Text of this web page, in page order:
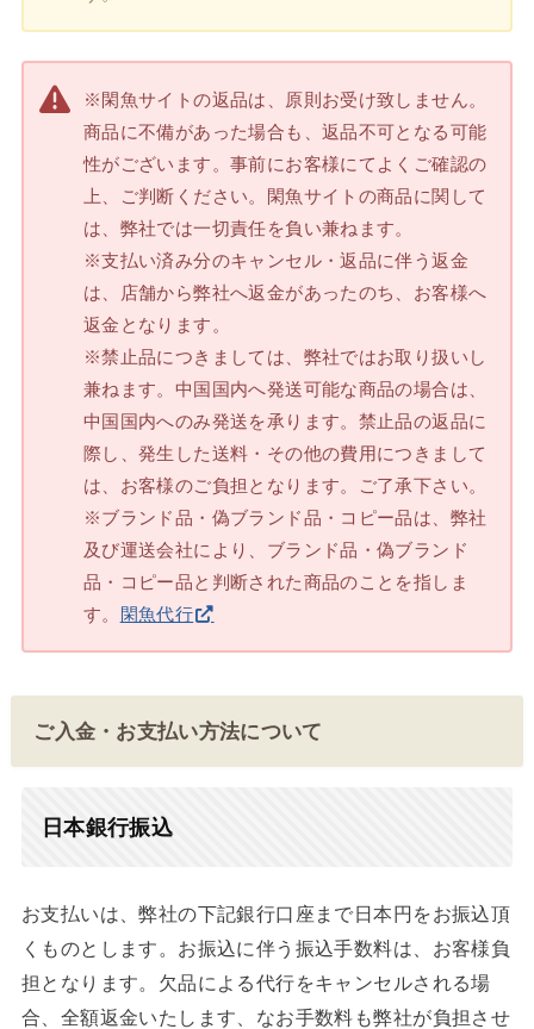
※閑魚サイトの返品は、原則お受け致しません。
商品に不備があった場合も、返品不可となる可能
性がございます。事前にお客様にてよくご確認の
上、ご判断ください。閑魚サイトの商品に関して
は、弊社では一切責任を負い兼ねます。
※支払い済み分のキャンセル・返品に伴う返金
は、店舗から弊社へ返金があったのち、お客様へ
返金となります。
※禁止品につきましては、弊社ではお取り扱いし
兼ねます。中国国内へ発送可能な商品の場合は、
中国国内へのみ発送を承ります。禁止品の返品に
際し、発生した送料・その他の費用につきまして
は、お客様のご負担となります。ご了承下さい。
※ブランド品・偽ブランド品・コピー品は、弊社
及び運送会社により、ブランド品・偽ブランド
品・コピー品と判断された商品のことを指しま
す。 閑魚代行
ご入金・お支払い方法について
日本銀行振込
お支払いは、弊社の下記銀行口座まで日本円をお振込頂
くものとします。お振込に伴う振込手数料は、お客様負
担となります。欠品による代行をキャンセルされる場
合、全額返金いたします、なお手数料も弊社が負担させ